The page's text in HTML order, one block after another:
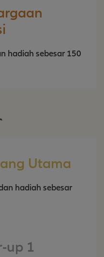
hadiah sebesar 150
Utama
hadiah sebesar
up 1